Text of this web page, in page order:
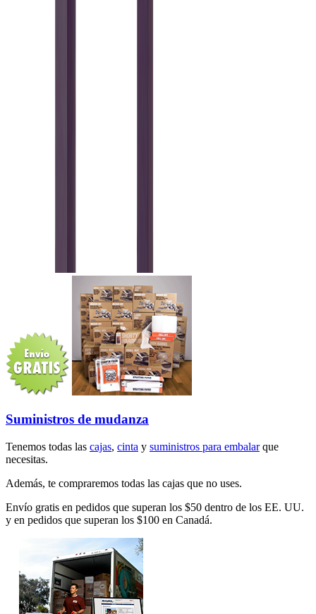
Suministros de mudanza
Tenemos todas las cajas, cinta y suministros para embalarque
necesitas.
Además, te compraremos todas las cajas que no uses.
Envío gratis en pedidos que superan los $50 dentro de los EE. UU.
y en pedidos que superan los $100 en Canadá.